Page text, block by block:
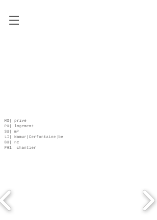
MO| privé
PO| logement
SU| m²
LI| Namur|Cerfontaine|be
BU| nc
PH1| chantier